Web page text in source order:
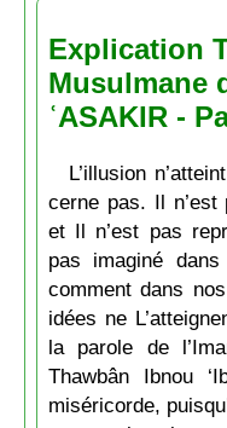
Explication
Musulmane
ʿASAKIR -
L’illusion
cerne pas. Il n’est
et Il n’est pas
pas imaginé
comment dans
idées ne
la parole de
Thawbân Ibnou
miséricorde,